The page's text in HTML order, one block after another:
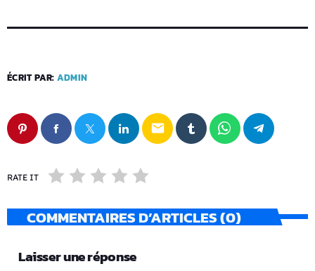
ÉCRIT PAR: ADMIN
email
RATE IT
COMMENTAIRES D’ARTICLES (0)
Laisser une réponse